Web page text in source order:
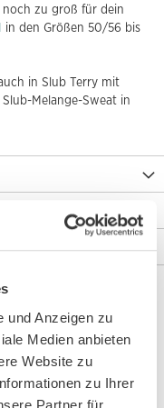
und Anzeigen zu
Medien anbieten
Website zu
zu Ihrer
Partner für
noch zu groß für dein
in den Größen 50/56 bis
in Slub Terry mit
Melange-Sweat in